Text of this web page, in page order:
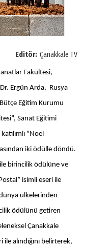
Editör: Çanakkale TV
Fakültesi,
Ergün Arda, Rusya
Eğitim Kurumu
Sanat Eğitimi
"Noel
iki ödülle döndü.
birincilik ödülüne ve
isimli eseri ile
ülkelerinden
ödülünü getiren
Çanakkale
alındığını belirterek,